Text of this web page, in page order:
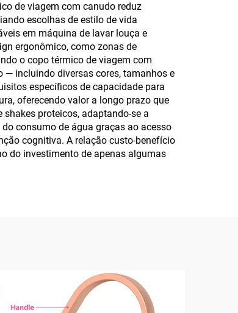
de viagem com canudo reduz
escolhas de estilo de vida
em máquina de lavar louça e
ergonômico, como zonas de
o copo térmico de viagem com
— incluindo diversas cores, tamanhos e
específicos de capacidade para
oferecendo valor a longo prazo que
proteicos, adaptando-se a
consumo de água graças ao acesso
cognitiva. A relação custo-benefício
do investimento de apenas algumas